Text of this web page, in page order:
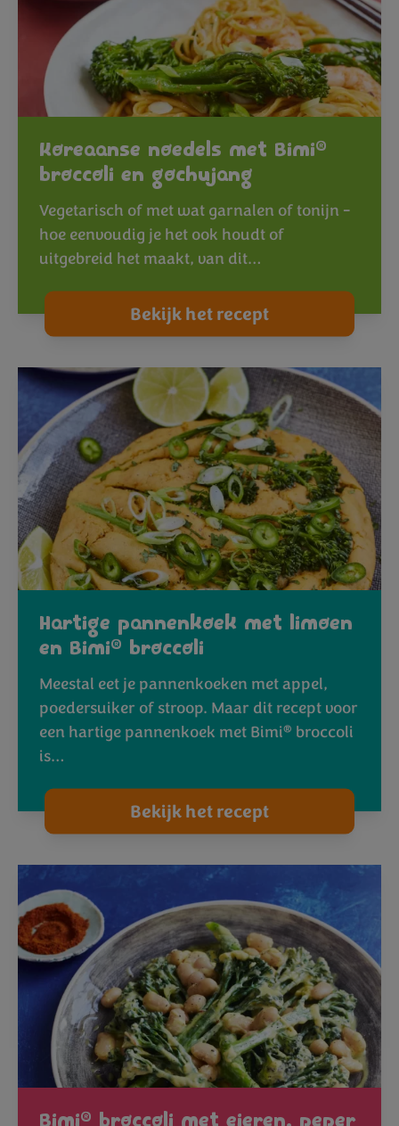
Koreaanse noedels met Bimi®
broccoli en gochujang
Vegetarisch of met wat garnalen of tonijn -
hoe eenvoudig je het ook houdt of
uitgebreid het maakt, van dit…
Bekijk het recept
Hartige pannenkoek met limoen
en Bimi® broccoli
Meestal eet je pannenkoeken met appel,
poedersuiker of stroop. Maar dit recept voor
een hartige pannenkoek met Bimi® broccoli
is…
Bekijk het recept
®